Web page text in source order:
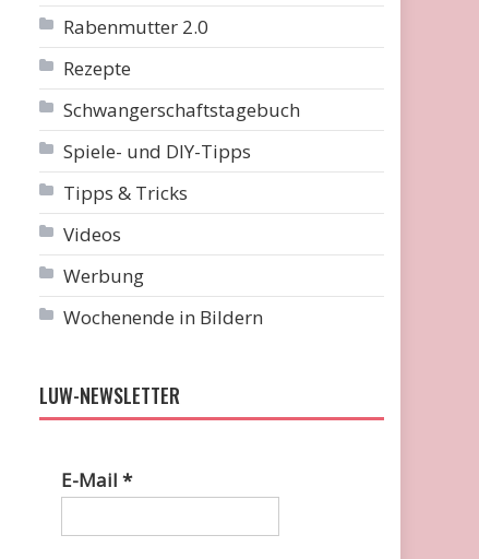
Rabenmutter 2.0
Rezepte
Schwangerschaftstagebuch
Spiele- und DIY-Tipps
Tipps & Tricks
Videos
Werbung
Wochenende in Bildern
LUW-NEWSLETTER
E-Mail*